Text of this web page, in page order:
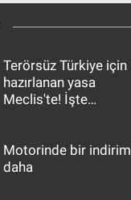
Terörsüz Türkiye için
hazırlanan yasa
Meclis'te! İşte
Motorinde bir indirim
daha